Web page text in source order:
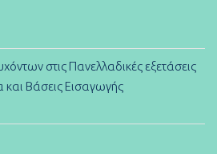
στις Πανελλαδικές εξετάσεις
και Βάσεις Εισαγωγής